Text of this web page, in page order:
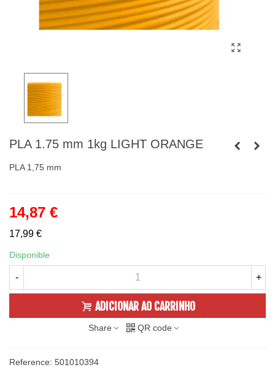
PLA 1.75 mm 1kg LIGHT ORANGE
PLA 1,75 mm
14,87 €
17,99 €
Disponible
- +
ADICIONAR AO CARRINHO
Share QR code
Reference: 501010394